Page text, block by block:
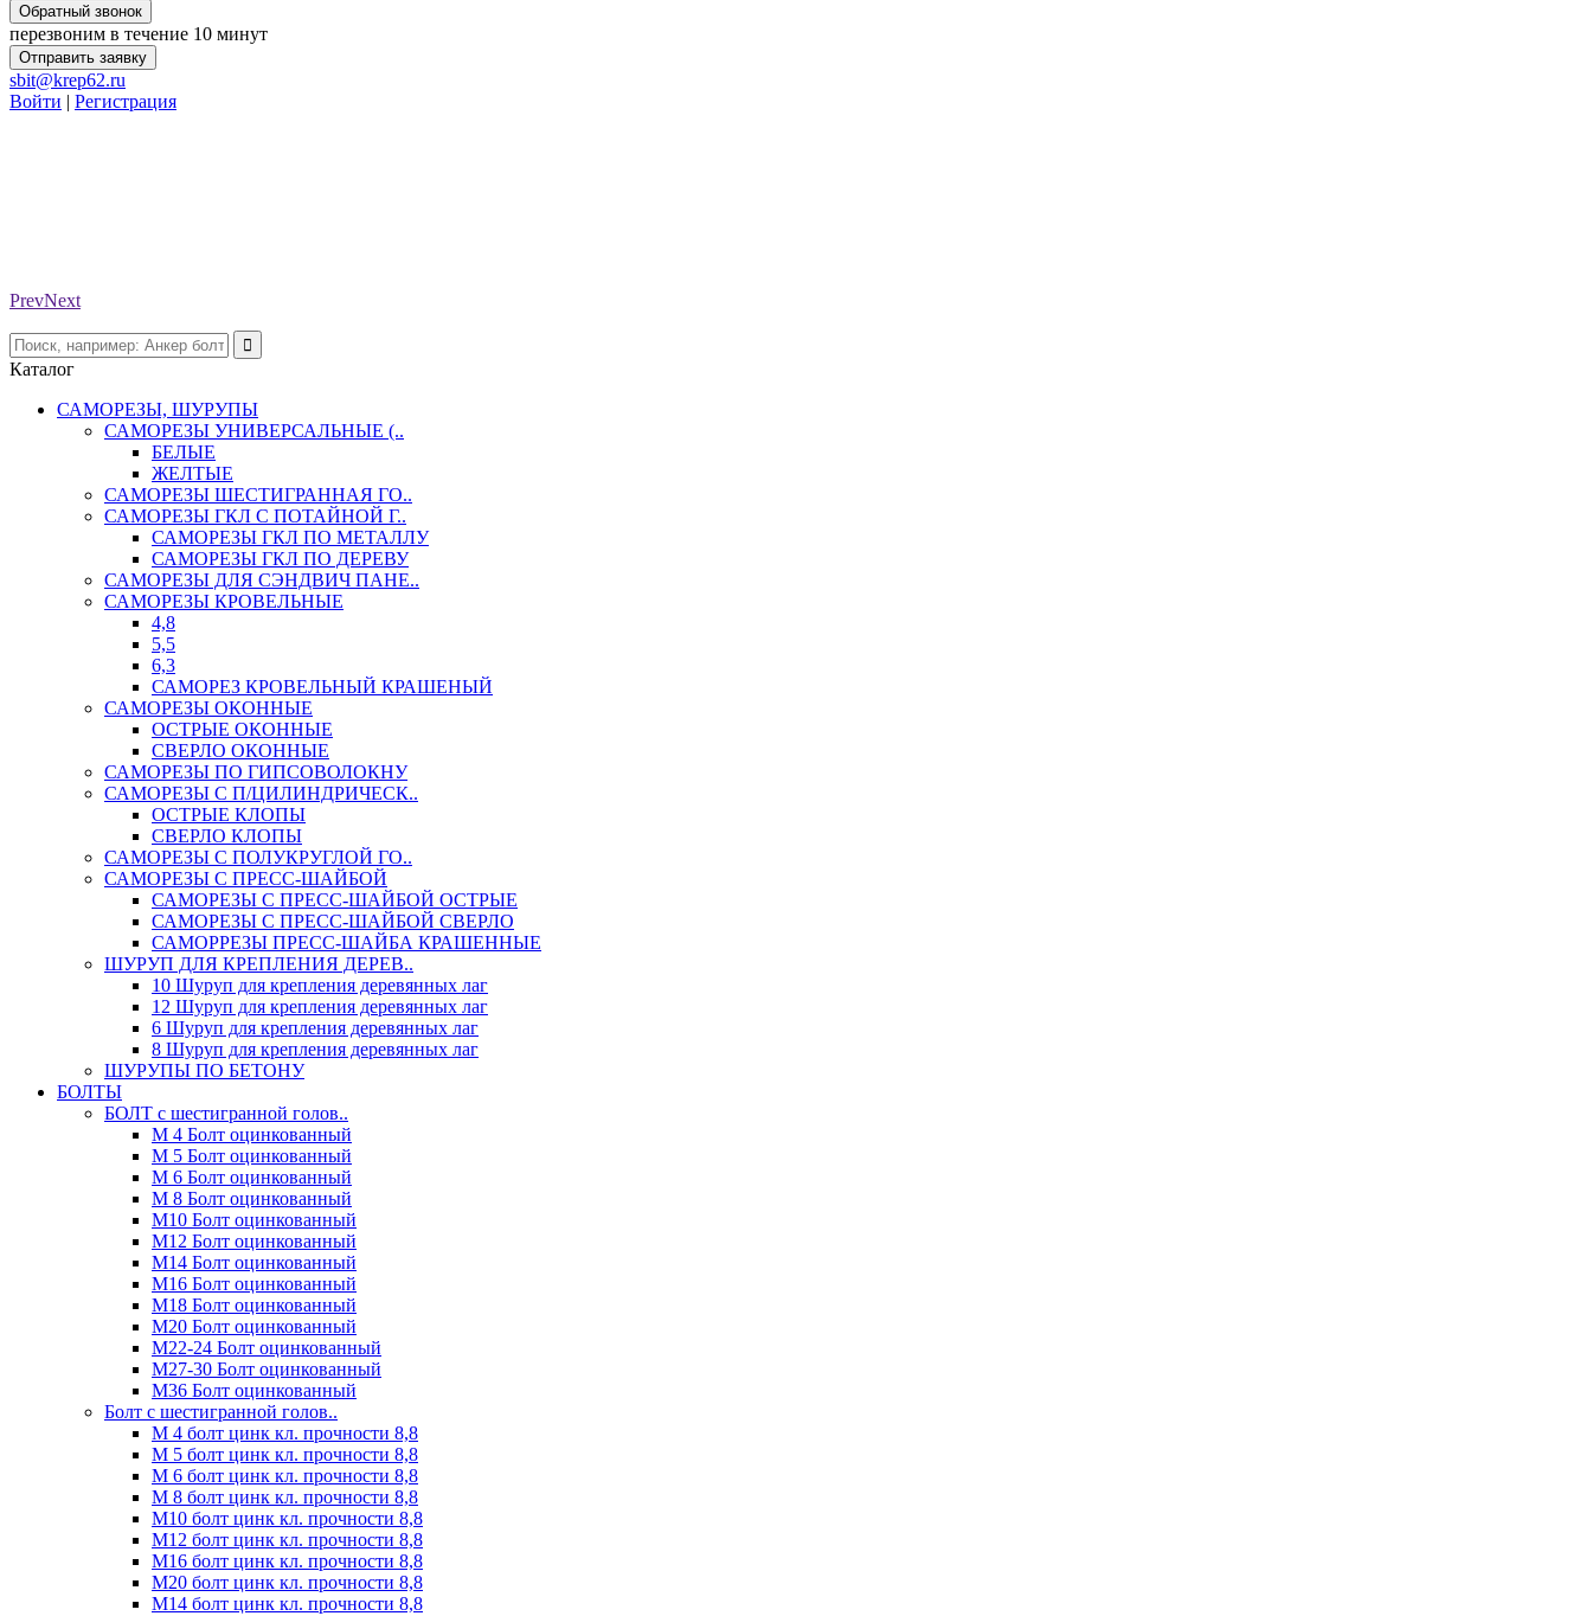
Обратный звонок
перезвоним в течение 10 минут
Отправить заявку
sbit@krep62.ru
Войти | Регистрация
PrevNext
Каталог
САМОРЕЗЫ, ШУРУПЫ
САМОРЕЗЫ УНИВЕРСАЛЬНЫЕ (..
БЕЛЫЕ
ЖЕЛТЫЕ
САМОРЕЗЫ ШЕСТИГРАННАЯ ГО..
САМОРЕЗЫ ГКЛ С ПОТАЙНОЙ Г..
САМОРЕЗЫ ГКЛ ПО МЕТАЛЛУ
САМОРЕЗЫ ГКЛ ПО ДЕРЕВУ
САМОРЕЗЫ ДЛЯ СЭНДВИЧ ПАНЕ..
САМОРЕЗЫ КРОВЕЛЬНЫЕ
4,8
5,5
6,3
САМОРЕЗ КРОВЕЛЬНЫЙ КРАШЕНЫЙ
САМОРЕЗЫ ОКОННЫЕ
ОСТРЫЕ ОКОННЫЕ
СВЕРЛО ОКОННЫЕ
САМОРЕЗЫ ПО ГИПСОВОЛОКНУ
САМОРЕЗЫ С П/ЦИЛИНДРИЧЕСК..
ОСТРЫЕ КЛОПЫ
СВЕРЛО КЛОПЫ
САМОРЕЗЫ С ПОЛУКРУГЛОЙ ГО..
САМОРЕЗЫ С ПРЕСС-ШАЙБОЙ
САМОРЕЗЫ С ПРЕСС-ШАЙБОЙ ОСТРЫЕ
САМОРЕЗЫ С ПРЕСС-ШАЙБОЙ СВЕРЛО
САМОРРЕЗЫ ПРЕСС-ШАЙБА КРАШЕННЫЕ
ШУРУП ДЛЯ КРЕПЛЕНИЯ ДЕРЕВ..
10 Шуруп для крепления деревянных лаг
12 Шуруп для крепления деревянных лаг
6 Шуруп для крепления деревянных лаг
8 Шуруп для крепления деревянных лаг
ШУРУПЫ ПО БЕТОНУ
БОЛТЫ
БОЛТ с шестигранной голов..
М 4 Болт оцинкованный
М 5 Болт оцинкованный
М 6 Болт оцинкованный
М 8 Болт оцинкованный
М10 Болт оцинкованный
М12 Болт оцинкованный
М14 Болт оцинкованный
М16 Болт оцинкованный
М18 Болт оцинкованный
М20 Болт оцинкованный
М22-24 Болт оцинкованный
М27-30 Болт оцинкованный
М36 Болт оцинкованный
Болт с шестигранной голов..
М 4 болт цинк кл. прочности 8,8
М 5 болт цинк кл. прочности 8,8
М 6 болт цинк кл. прочности 8,8
М 8 болт цинк кл. прочности 8,8
М10 болт цинк кл. прочности 8,8
М12 болт цинк кл. прочности 8,8
М16 болт цинк кл. прочности 8,8
М20 болт цинк кл. прочности 8,8
М14 болт цинк кл. прочности 8,8